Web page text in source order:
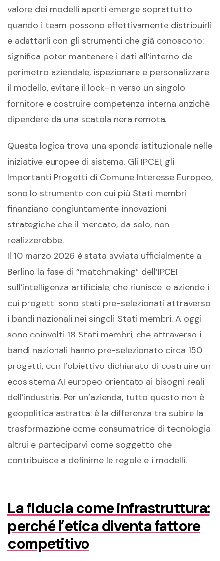
valore dei modelli aperti emerge soprattutto
quando i team possono effettivamente distribuirli
e adattarli con gli strumenti che già conoscono:
significa poter mantenere i dati all’interno del
perimetro aziendale, ispezionare e personalizzare
il modello, evitare il lock-in verso un singolo
fornitore e costruire competenza interna anziché
dipendere da una scatola nera remota.
Questa logica trova una sponda istituzionale nelle
iniziative europee di sistema. Gli IPCEI, gli
Importanti Progetti di Comune Interesse Europeo,
sono lo strumento con cui più Stati membri
finanziano congiuntamente innovazioni
strategiche che il mercato, da solo, non
realizzerebbe.
Il 10 marzo 2026 è stata avviata ufficialmente a
Berlino la fase di “matchmaking” dell’IPCEI
sull’intelligenza artificiale, che riunisce le aziende i
cui progetti sono stati pre-selezionati attraverso
i bandi nazionali nei singoli Stati membri. A oggi
sono coinvolti 18 Stati membri, che attraverso i
bandi nazionali hanno pre-selezionato circa 150
progetti, con l’obiettivo dichiarato di costruire un
ecosistema AI europeo orientato ai bisogni reali
dell’industria. Per un’azienda, tutto questo non è
geopolitica astratta: è la differenza tra subire la
trasformazione come consumatrice di tecnologia
altrui e parteciparvi come soggetto che
contribuisce a definirne le regole e i modelli.
La fiducia come infrastruttura:
perché l’etica diventa fattore
competitivo